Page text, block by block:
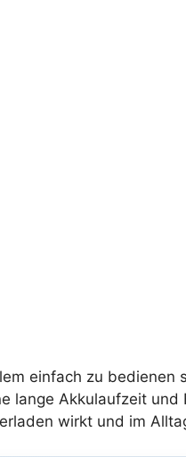
einfach zu
lange Akkulaufzeit
wirkt und im